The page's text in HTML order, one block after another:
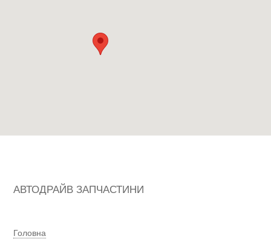
АВТОДРАЙВ ЗАПЧАСТИНИ
Головна